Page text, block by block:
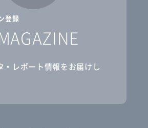
登録
・レポート情報をお届けし